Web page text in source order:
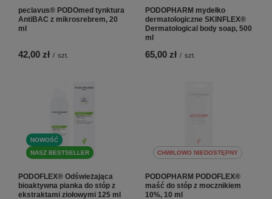
peclavus® PODOmed tynktura
AntiBAC z mikrosrebrem, 20
ml
42,00 zł / szt.
PODOPHARM mydełko
dermatologiczne SKINFLEX®
Dermatological body soap, 500
ml
65,00 zł / szt.
NOWOŚĆ
NASZ BESTSELLER
PODOFLEX® Odświeżająca
bioaktywna pianka do stóp z
ekstraktami ziołowymi 125 ml
CHWILOWO NIEDOSTĘPNY
PODOPHARM PODOFLEX®
maść do stóp z mocznikiem
10%, 10 ml